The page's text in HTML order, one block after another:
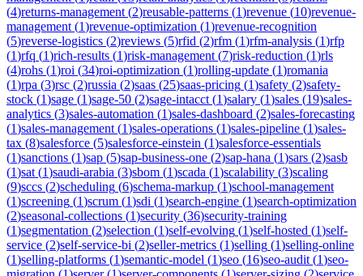
(4)returns-management (2)reusable-patterns (1)revenue (10)revenue-
management (1)revenue-optimization (1)revenue-recognition
(5)reverse-logistics (2)reviews (5)rfid (2)rfm (1)rfm-analysis (1)rfp
(1)rfq (1)rich-results (1)risk-management (7)risk-reduction (1)rls
(4)rohs (1)roi (34)roi-optimization (1)rolling-update (1)romania
(1)rpa (3)rsc (2)russia (2)saas (25)saas-pricing (1)safety (2)safety-
stock (1)sage (1)sage-50 (2)sage-intacct (1)salary (1)sales (19)sales-
analytics (3)sales-automation (1)sales-dashboard (2)sales-forecasting
(1)sales-management (1)sales-operations (1)sales-pipeline (1)sales-
tax (8)salesforce (5)salesforce-einstein (1)salesforce-essentials
(1)sanctions (1)sap (5)sap-business-one (2)sap-hana (1)sars (2)sasb
(1)sat (1)saudi-arabia (3)sbom (1)scada (1)scalability (3)scaling
(9)sccs (2)scheduling (6)schema-markup (1)school-management
(1)screening (1)scrum (1)sdi (1)search-engine (1)search-optimization
(2)seasonal-collections (1)security (36)security-training
(1)segmentation (2)selection (1)self-evolving (1)self-hosted (1)self-
service (2)self-service-bi (2)seller-metrics (1)selling (1)selling-online
(1)selling-platforms (1)semantic-model (1)seo (16)seo-audit (1)seo-